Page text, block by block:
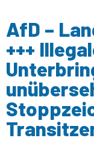
AfD –
+++